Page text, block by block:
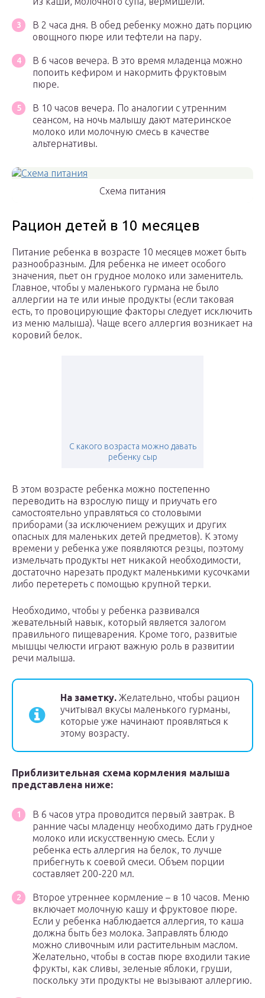
В 2 часа дня. В обед ребенку можно дать порцию
овощного пюре или тефтели на пару.
В 6 часов вечера. В это время младенца можно
попоить кефиром и накормить фруктовым
пюре.
В 10 часов вечера. По аналогии с утренним
сеансом, на ночь малышу дают материнское
молоко или молочную смесь в качестве
альтернативы.
Схема питания
Рацион детей в 10 месяцев
Питание ребенка в возрасте 10 месяцев может быть
разнообразным. Для ребенка не имеет особого
значения, пьет он грудное молоко или заменитель.
Главное, чтобы у маленького гурмана не было
аллергии на те или иные продукты (если таковая
есть, то провоцирующие факторы следует исключить
из меню малыша). Чаще всего аллергия возникает на
коровий белок.
С какого возраста можно давать
ребенку сыр
В этом возрасте ребенка можно постепенно
переводить на взрослую пищу и приучать его
самостоятельно управляться со столовыми
приборами (за исключением режущих и других
опасных для маленьких детей предметов). К этому
времени у ребенка уже появляются резцы, поэтому
измельчать продукты нет никакой необходимости,
достаточно нарезать продукт маленькими кусочками
либо перетереть с помощью крупной терки.
Необходимо, чтобы у ребенка развивался
жевательный навык, который является залогом
правильного пищеварения. Кроме того, развитые
мышцы челюсти играют важную роль в развитии
речи малыша.
На заметку. Желательно, чтобы рацион
учитывал вкусы маленького гурманы,
которые уже начинают проявляться к
этому возрасту.
Приблизительная схема кормления малыша
представлена ниже:
В 6 часов утра проводится первый завтрак. В
ранние часы младенцу необходимо дать грудное
молоко или искусственную смесь. Если у
ребенка есть аллергия на белок, то лучше
прибегнуть к соевой смеси. Объем порции
составляет 200-220 мл.
Второе утреннее кормление – в 10 часов. Меню
включает молочную кашу и фруктовое пюре.
Если у ребенка наблюдается аллергия, то каша
должна быть без молока. Заправлять блюдо
можно сливочным или растительным маслом.
Желательно, чтобы в состав пюре входили такие
фрукты, как сливы, зеленые яблоки, груши,
поскольку эти продукты не вызывают аллергию.